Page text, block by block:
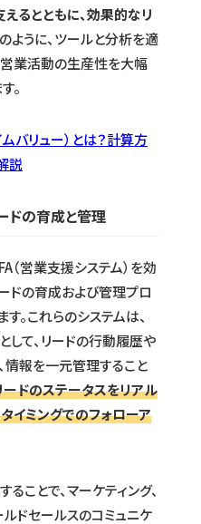
るとともに、効果的なリ
のように、ツールと分析を適
業活動の生産性を大幅
。
ムバリュー）とは？計算方
説
ドの育成と管理
（営業支援システム）を効
ドの育成および管理プロ
。これらのシステムは、
て、リードの行動履歴や
報を一元管理すること
ードのステータスをリアル
イミングでのフォローア
ことで、マーケティング、
ルドセールスのコミュニケ